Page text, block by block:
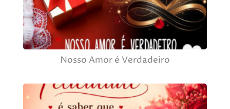
Nosso Amor é Verdadeiro